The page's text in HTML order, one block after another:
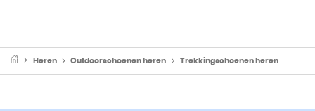
Heren Outdoorschoenen heren Trekkingschoenen heren